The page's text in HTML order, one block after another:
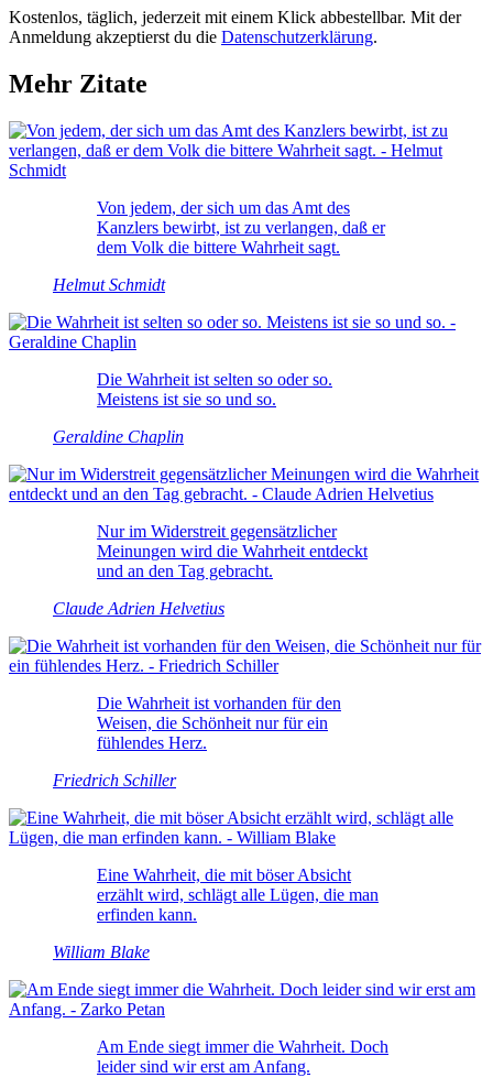
Kostenlos, täglich, jederzeit mit einem Klick abbestellbar. Mit der
Anmeldung akzeptierst du die Datenschutzerklärung.
Mehr Zitate
Von jedem, der sich um das Amt des
Kanzlers bewirbt, ist zu verlangen, daß er
dem Volk die bittere Wahrheit sagt.
Helmut Schmidt
Die Wahrheit ist selten so oder so.
Meistens ist sie so und so.
Geraldine Chaplin
Nur im Widerstreit gegensätzlicher
Meinungen wird die Wahrheit entdeckt
und an den Tag gebracht.
Claude Adrien Helvetius
Die Wahrheit ist vorhanden für den
Weisen, die Schönheit nur für ein
fühlendes Herz.
Friedrich Schiller
Eine Wahrheit, die mit böser Absicht
erzählt wird, schlägt alle Lügen, die man
erfinden kann.
William Blake
Am Ende siegt immer die Wahrheit. Doch
leider sind wir erst am Anfang.